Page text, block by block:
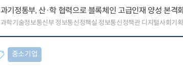
과기정통부, 산·학 협력으로 블록체인 고급인재 양성 본격
과학기술정보통신부 정보통신정책실 정보통신정책관 디지털사회기
중소기업